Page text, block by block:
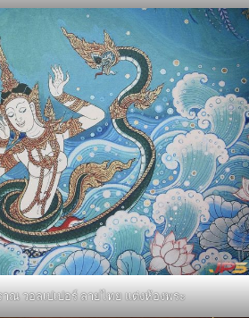
ณ วอลเปเปอร์ ลายไทย แต่งห้องพระ